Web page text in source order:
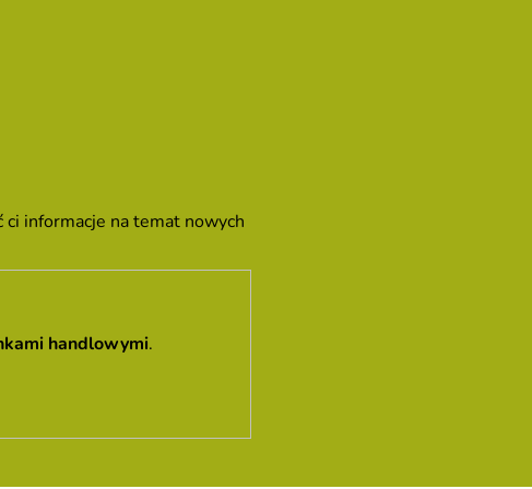
informacje na temat nowych
handlowymi.